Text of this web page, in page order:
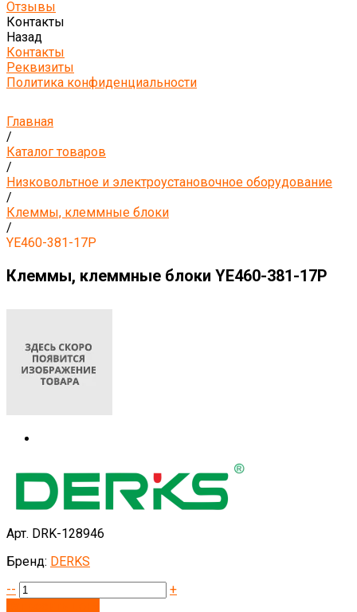
Отзывы
Контакты
Назад
Контакты
Реквизиты
Политика конфиденциальности
Главная
/
Каталог товаров
/
Низковольтное и электроустановочное оборудование
/
Клеммы, клеммные блоки
/
YE460-381-17P
Клеммы, клеммные блоки YE460-381-17P
Арт. DRK-128946
Бренд: DERKS
--
+